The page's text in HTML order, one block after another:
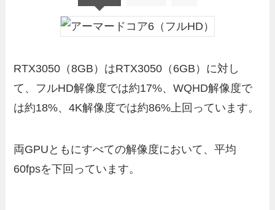
RTX3050（8GB）はRTX3050（6GB）に対し
て、フルHD解像度では約17%、WQHD解像度で
は約18%、4K解像度では約86%上回っています。
両GPUともにすべての解像度において、平均
60fpsを下回っています。